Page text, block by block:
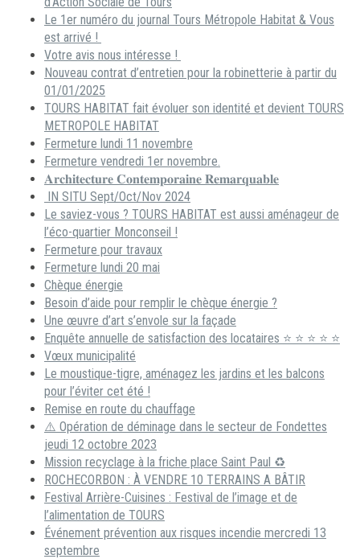
Le 1er numéro du journal Tours Métropole Habitat & Vous
est arrivé !
Votre avis nous intéresse !
Nouveau contrat d’entretien pour la robinetterie à partir du
01/01/2025
TOURS HABITAT fait évoluer son identité et devient TOURS
METROPOLE HABITAT
Fermeture lundi 11 novembre
Fermeture vendredi 1er novembre.
𝐀𝐫𝐜𝐡𝐢𝐭𝐞𝐜𝐭𝐮𝐫𝐞 𝐂𝐨𝐧𝐭𝐞𝐦𝐩𝐨𝐫𝐚𝐢𝐧𝐞 𝐑𝐞𝐦𝐚𝐫𝐪𝐮𝐚𝐛𝐥𝐞
IN SITU Sept/Oct/Nov 2024
Le saviez-vous ? TOURS HABITAT est aussi aménageur de
l’éco-quartier Monconseil !
Fermeture pour travaux
Fermeture lundi 20 mai
Chèque énergie
Besoin d’aide pour remplir le chèque énergie ?
Une œuvre d’art s’envole sur la façade
Enquête annuelle de satisfaction des locataires ⭐ ⭐ ⭐ ⭐ ⭐
Vœux municipalité
Le moustique-tigre, aménagez les jardins et les balcons
pour l’éviter cet été !
Remise en route du chauffage
⚠️ Opération de déminage dans le secteur de Fondettes
jeudi 12 octobre 2023
Mission recyclage à la friche place Saint Paul ♻️
ROCHECORBON : À VENDRE 10 TERRAINS A BÂTIR
Festival Arrière-Cuisines : Festival de l’image et de
l’alimentation de TOURS
Événement prévention aux risques incendie mercredi 13
septembre